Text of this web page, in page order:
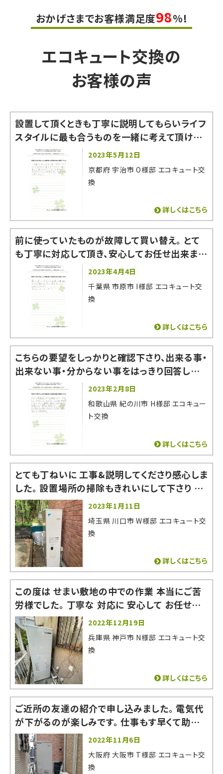
おかげさまでお客様満足度98%!
エコキュート交換の
お客様の声
設置して頂くときも丁寧に説明してもらいライフ
スタイルに最も合うものを一緒に考えて頂けた
からです。「お家の一部になるものなので」と熱
意を感じ信用できると思いました。
2023年5月12日
京都府 宇治市 O様邸 エコキュート交
換
詳しくはこちら
前に使っていたものが故障して買い替え。 とて
も丁寧に対応して頂き、安心してお任せ出来まし
た！ 有難うございました。
2023年4月4日
千葉県 市原市 I様邸 エコキュート交
換
詳しくはこちら
こちらの要望をしっかりと確認下さり、出来る事・
出来ない事・分からない事をはっきり回答してく
ださったので非常に相談しやすかったです。 即答
出来ない質問や希望にもいいかげんな回答をそ
の場でされなかった為、お願いする事に決めまし
2023年2月8日
和歌山県 紀の川市 H様邸 エコキュー
ト交換
詳しくはこちら
とても丁ねいに 工事&説明してくださり感心しま
した。 設置場所の掃除もきれいにして下さり あ
りがたかったです。 とても良い会社でした。お世
話になりました。
2023年1月11日
埼玉県 川口市 W様邸 エコキュート交
換
詳しくはこちら
この度は せまい敷地の中での作業 本当にご苦
労様でした。 丁寧な 対応に 安心して お任せす
る事が できました。 またの機会がありましたら
よろしくお願いいたします。 有難うございました。
2022年12月19日
兵庫県 神戸市 N様邸 エコキュート交
換
詳しくはこちら
ご近所の友達の紹介で申し込みました。 電気代
が下がるのが楽しみです。 仕事もす早くて助かり
ました。
2022年11月6日
大阪府 大阪市 T様邸 エコキュート交
換